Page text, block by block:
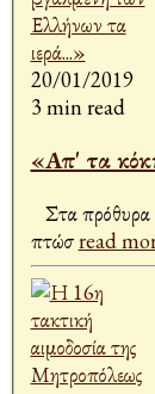
20/01/2019
3 min read
«Απ' τα
Στα πρόθυρα
πτώσread